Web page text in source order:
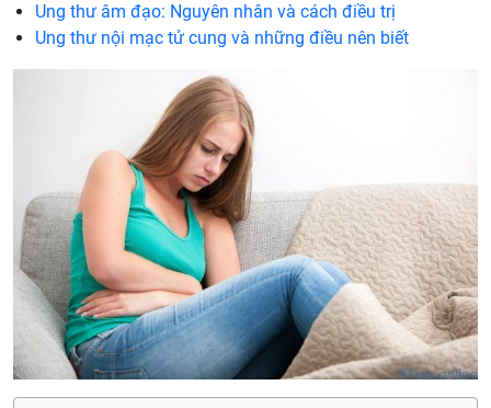
Ung thư âm đạo: Nguyên nhân và cách điều trị
Ung thư nội mạc tử cung và những điều nên biết